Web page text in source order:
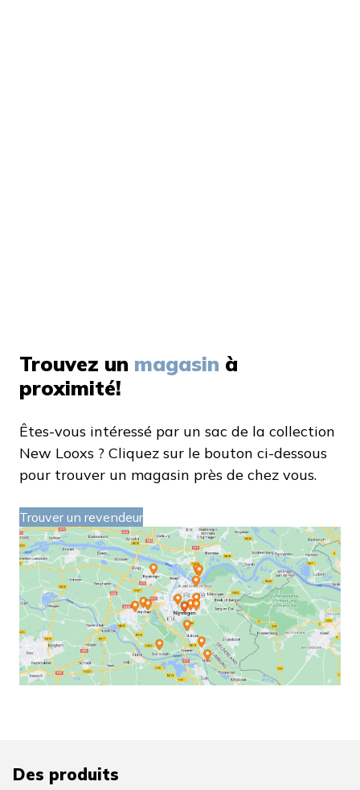
Trouvez un magasin à
proximité!
Êtes-vous intéressé par un sac de la collection
New Looxs ? Cliquez sur le bouton ci-dessous
pour trouver un magasin près de chez vous.
Trouver un revendeur
Des produits